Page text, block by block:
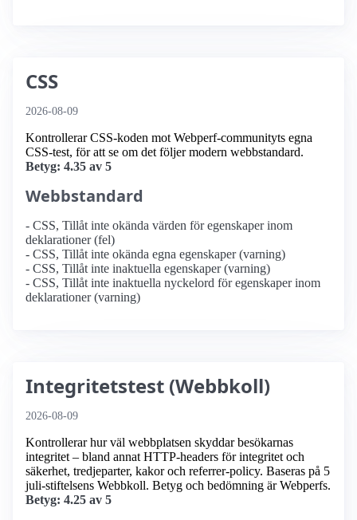
CSS
2026-08-09
Kontrollerar CSS-koden mot Webperf-communityts egna
CSS-test, för att se om det följer modern webbstandard.
Betyg: 4.35 av 5
Webbstandard
- CSS, Tillåt inte okända värden för egenskaper inom
deklarationer (fel)
- CSS, Tillåt inte okända egna egenskaper (varning)
- CSS, Tillåt inte inaktuella egenskaper (varning)
- CSS, Tillåt inte inaktuella nyckelord för egenskaper inom
deklarationer (varning)
Integritetstest (Webbkoll)
2026-08-09
Kontrollerar hur väl webbplatsen skyddar besökarnas
integritet – bland annat HTTP-headers för integritet och
säkerhet, tredjeparter, kakor och referrer-policy. Baseras på 5
juli-stiftelsens Webbkoll. Betyg och bedömning är Webperfs.
Betyg: 4.25 av 5